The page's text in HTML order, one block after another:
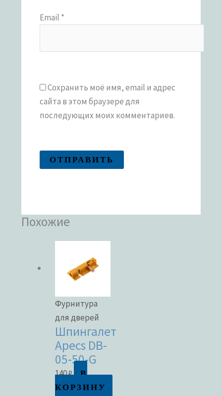
Email *
Сохранить моё имя, email и адрес
сайта в этом браузере для
последующих моих комментариев.
Похожие
Фурнитура
для дверей
Шпингалет
Apecs DB-
05-50-G
140₽
В
КОРЗИНУ